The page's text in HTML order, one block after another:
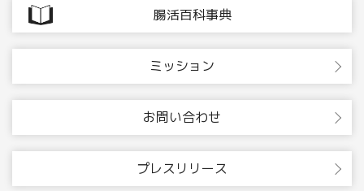
腸活百科事典
ミッション
お問い合わせ
プレスリリース